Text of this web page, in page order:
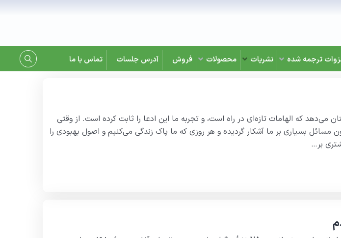
ترجمه شده نشریات محصولات فروش آدرس جلسات تماس با ما
می‌دهد که الهامات تازه‌ای در راه است، و تجربه ما این ادعا را ثابت کرده است. از وقتی
مسائل بسیاری بر ما آشکار گردیده و هر روزی که ما پاک زندگی می‌کنیم و اصول بهبودی را
بر…